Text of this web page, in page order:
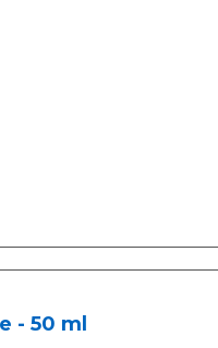
- 50 ml